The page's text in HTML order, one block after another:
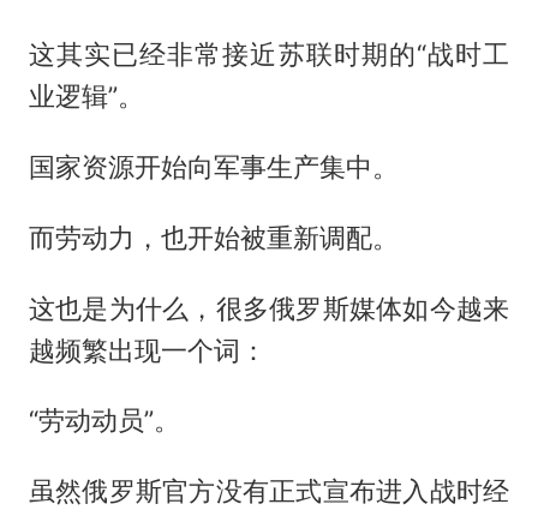
这其实已经非常接近苏联时期的“战时工
业逻辑”。
国家资源开始向军事生产集中。
而劳动力，也开始被重新调配。
这也是为什么，很多俄罗斯媒体如今越来
越频繁出现一个词：
“劳动动员”。
虽然俄罗斯官方没有正式宣布进入战时经